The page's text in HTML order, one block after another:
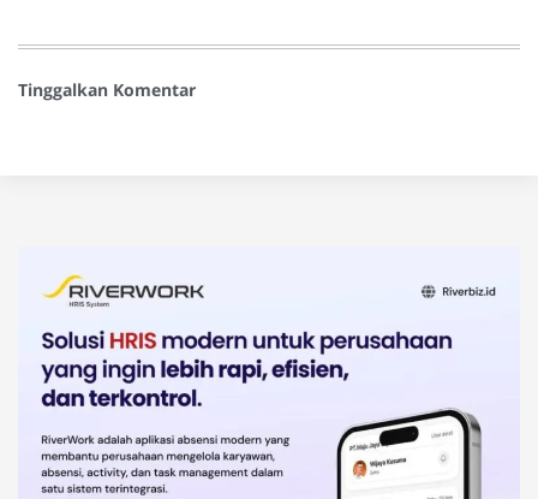
Tinggalkan Komentar